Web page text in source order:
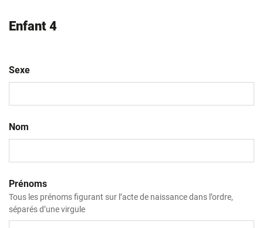
Enfant 4
Sexe
Nom
Prénoms
Tous les prénoms figurant sur l’acte de naissance dans l’ordre,
séparés d’une virgule